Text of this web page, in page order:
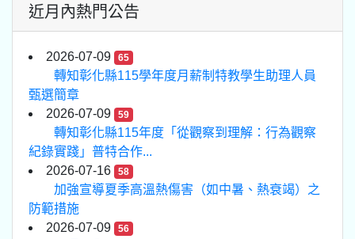
近月內熱門公告
2026-07-09 65
轉知彰化縣115學年度月薪制特教學生助理人員
甄選簡章
2026-07-09
59
轉知彰化縣115年度「從觀察到理解：行為觀察
紀錄實踐」普特合作...
2026-07-16
58
加強宣導夏季高溫熱傷害（如中暑、熱衰竭）之
防範措施
2026-07-09
56